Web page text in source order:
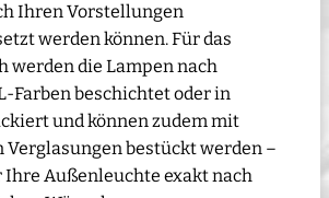
Ihren Vorstellungen
werden können. Für das
werden die Lampen nach
Farben beschichtet oder in
und können zudem mit
Verglasungen bestückt werden –
Außenleuchte exakt nach